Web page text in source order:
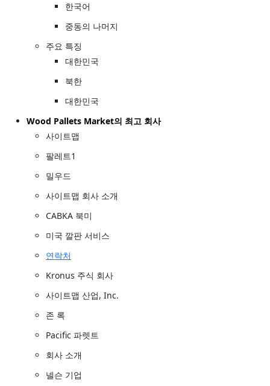
한국어
중동의 나머지
주요 특징
대한민국
북한
대한민국
Wood Pallets Market의 최고 회사
사이트맵
팔레트1
밀우드
사이트맵 회사 소개
CABKA 북미
미국 깔판 서비스
연락처
Kronus 주식 회사
사이트맵 산업, Inc.
존 록
Pacific 파렛트
회사 소개
넬슨 기업